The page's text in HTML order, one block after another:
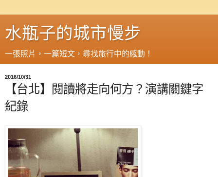
水瓶子的城市慢步
一張照片，一篇短文，尋找旅行中的感動！
2016/10/31
【台北】閱讀將走向何方？演講關鍵字
紀錄